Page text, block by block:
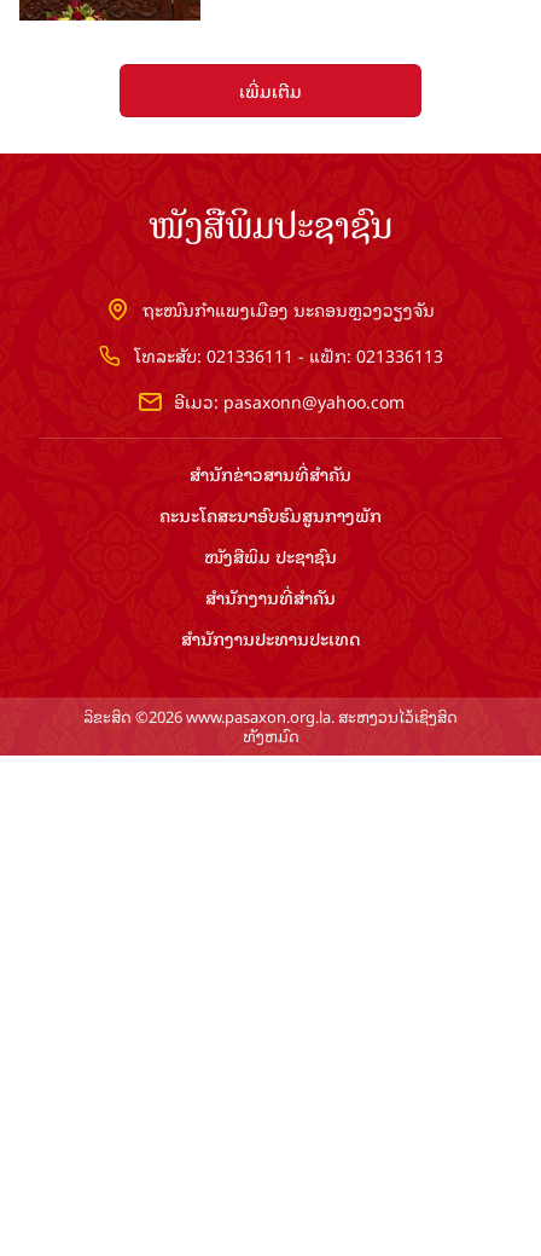
ເພີ່ມເຕີມ
ໜັງສືພິມປະຊາຊົນ
ຖະໜົນກຳແພງເມືອງ ນະຄອນຫຼວງວຽງຈັນ
ໂທລະສັບ: 021336111 - ແຟັກ: 021336113
ອີເມວ: pasaxonn@yahoo.com
ສຳ​ນັກ​ຂ່າວ​ສານ​ທີ່​ສຳ​ຄັນ​
ຄະນະໂຄສະນາອົບຮົມ​ສູນ​ກາງ​ພັກ
ໜັງສືພິມ ປະ​ຊາ​ຊົນ
ສຳ​ນັກ​ງານ​ທີ່​ສຳ​ຄັນ
ສຳ​ນັກ​ງານ​ປະ​ທານ​ປະ​ເທດ
ລິຂະສິດ ©2026 www.pasaxon.org.la. ສະຫງວນໄວ້ເຊິງສິດ
ທັງຫມົດ